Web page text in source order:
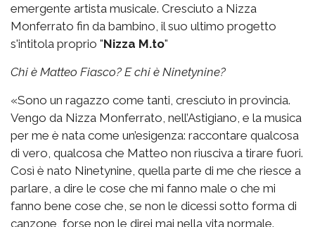
emergente artista musicale. Cresciuto a Nizza
Monferrato fin da bambino, il suo ultimo progetto
s'intitola proprio "Nizza M.to"
Chi è Matteo Fiasco? E chi è Ninetynine?
«Sono un ragazzo come tanti, cresciuto in provincia.
Vengo da Nizza Monferrato, nell’Astigiano, e la musica
per me è nata come un’esigenza: raccontare qualcosa
di vero, qualcosa che Matteo non riusciva a tirare fuori.
Così è nato Ninetynine, quella parte di me che riesce a
parlare, a dire le cose che mi fanno male o che mi
fanno bene cose che, se non le dicessi sotto forma di
canzone, forse non le direi mai nella vita normale.